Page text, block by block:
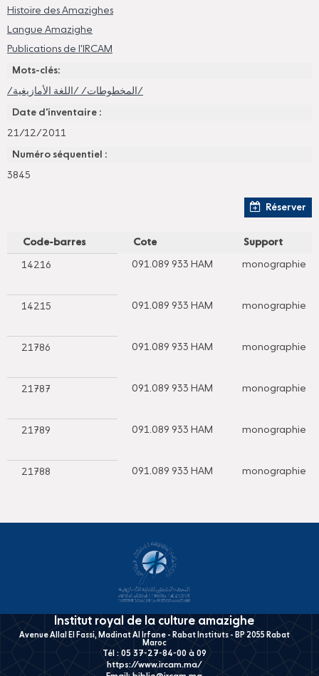
Histoire des Amazighes
Langue Amazighe
Publications de l'IRCAM
Mots-clés:
/المخطوطات/ /اللغة الأمازيغية/
Date d'inventaire :
21/12/2011
Numéro séquentiel :
3845
Réserver
Code-barres Cote Support
14216 091.089 933 HAM monographie
14215 091.089 933 HAM monographie
21786 091.089 933 HAM monographie
21787 091.089 933 HAM monographie
21789 091.089 933 HAM monographie
21788 091.089 933 HAM monographie
Institut royal de la culture amazighe
Avenue Allal El Fassi, Madinat Al Irfane - Rabat Instituts - BP 2055 Rabat
Maroc
Tél : 05 37-27-84-00 à 09
https://www.ircam.ma/